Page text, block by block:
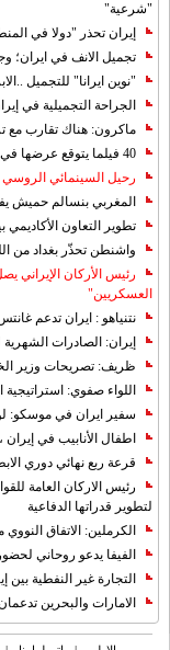
"شرعية"
إيران تحذر "دولا في
تجميل الانف في ايران؛
"نوين ايرانا" للتجميل
الجراحة التجميلية في
ماكرون: هناك تقارب مع
40 فيلما يتوقع عرضها في مهرجان كان 2019
رحيل السينمائي الروسي
المغربي بنسالم حميش
تطوير التعاون
واشنطن تحذّر بغداد من
رئيس الأركان الإيراني
العسكريين"
نتنياهو : ايران تدعم
إيران: الصادرات الشهریة للنفط
ظريف: تصريحات وزير
اللواء صفوي: استراتيجية
سفير ايران في موسكو: لو
اطفال الأنابيب في
قرعة ربع نهائي دوري
رئيس الاركان العامة
لتطوير قدراتها الدفاعية
الكرملين: الاتفاق النووي
الفيفا يدعو روحاني لحضور
التجارة غیر النفطیة بین
الامارات والبحرين